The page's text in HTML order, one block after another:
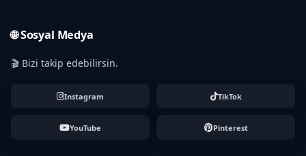
🌐 Sosyal Medya
🎬 Bizi takip edebilirsin.
Instagram TikTok
YouTube Pinterest